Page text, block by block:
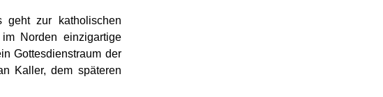
zur katholischen
Norden einzigartige
Gottesdienstraum der
Kaller, dem späteren